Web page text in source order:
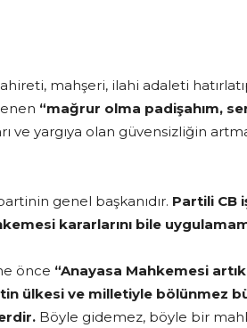
mahşeri, ilahi adaleti
“mağrur olma padişahım,
ve yargıya olan güvensizliğin
genel başkanıdır. Partili CB
kararlarını bile
önce “Anayasa Mahkemesi
ülkesi ve milletiyle bölünmez
Böyle gidemez, böyle bir